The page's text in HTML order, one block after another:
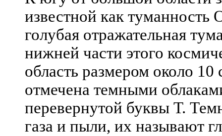
известной как туманность
голубая отражательная
нижней части этого
область размером около 10
отмечена темными
перевернутой буквы Т.
газа и пыли, их называют